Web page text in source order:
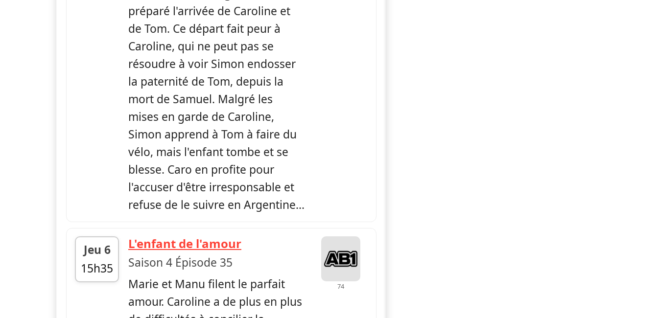
préparé l'arrivée de Caroline et
de Tom. Ce départ fait peur à
Caroline, qui ne peut pas se
résoudre à voir Simon endosser
la paternité de Tom, depuis la
mort de Samuel. Malgré les
mises en garde de Caroline,
Simon apprend à Tom à faire du
vélo, mais l'enfant tombe et se
blesse. Caro en profite pour
l'accuser d'être irresponsable et
refuse de le suivre en Argentine...
Jeu 6
15h35
fin 16h35
L'enfant de l'amour— Sous le soleil
Saison 4 Épisode 35
Marie et Manu filent le parfait
amour. Caroline a de plus en plus
74